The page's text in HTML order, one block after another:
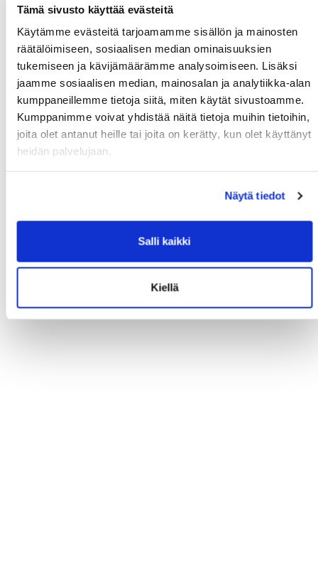
Tämä sivusto käyttää evästeitä
Käytämme evästeitä tarjoamamme sisällön ja mainosten
räätälöimiseen, sosiaalisen median ominaisuuksien
tukemiseen ja kävijämäärämme analysoimiseen. Lisäksi
jaamme sosiaalisen median, mainosalan ja analytiikka-alan
kumppaneillemme tietoja siitä, miten käytät sivustoamme.
Kumppanimme voivat yhdistää näitä tietoja muihin tietoihin,
joita olet antanut heille tai joita on kerätty, kun olet käyttänyt
heidän palvelujaan.
Näytä tiedot
Salli kaikki
Kiellä